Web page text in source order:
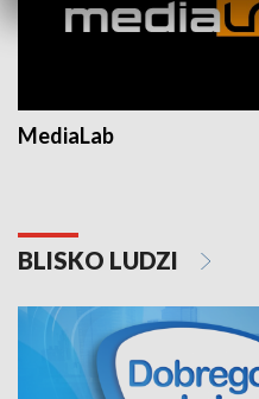
MediaLab
BLISKO LUDZI